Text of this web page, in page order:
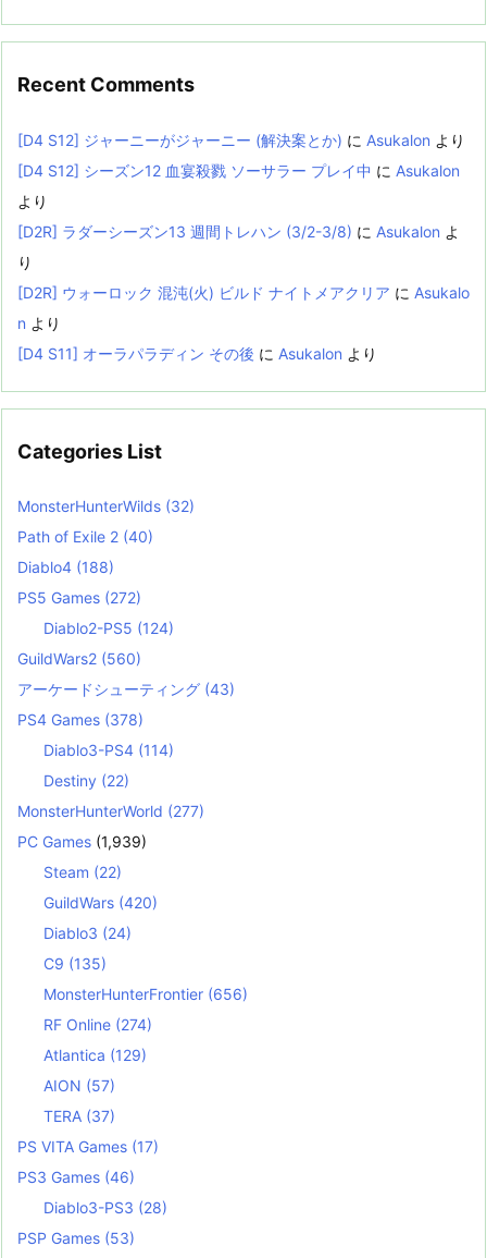
Recent Comments
[D4 S12] ジャーニーがジャーニー (解決案とか) に Asukalon より
[D4 S12] シーズン12 血宴殺戮 ソーサラー プレイ中 に Asukalon
より
[D2R] ラダーシーズン13 週間トレハン (3/2-3/8) に Asukalon よ
り
[D2R] ウォーロック 混沌(火) ビルド ナイトメアクリア に Asukalo
n より
[D4 S11] オーラパラディン その後 に Asukalon より
Categories List
MonsterHunterWilds (32)
Path of Exile 2 (40)
Diablo4 (188)
PS5 Games (272)
Diablo2-PS5 (124)
GuildWars2 (560)
アーケードシューティング (43)
PS4 Games (378)
Diablo3-PS4 (114)
Destiny (22)
MonsterHunterWorld (277)
PC Games (1,939)
Steam (22)
GuildWars (420)
Diablo3 (24)
C9 (135)
MonsterHunterFrontier (656)
RF Online (274)
Atlantica (129)
AION (57)
TERA (37)
PS VITA Games (17)
PS3 Games (46)
Diablo3-PS3 (28)
PSP Games (53)